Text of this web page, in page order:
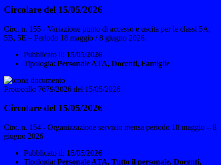
Circolare del 15/05/2026
Circ. n. 155 - Variazione punto di accesso e uscita per le classi 5A,
5B, 5E – Periodo 18 maggio / 8 giugno 2026.
Pubblicato il: 15/05/2026
Tipologia: Personale ATA, Docenti, Famiglie
Protocollo 7679/2026 del 15/05/2026
Circolare del 15/05/2026
Circ. n. 154 - Organizzazione servizio mensa periodo 18 maggio – 8
giugno 2026
Pubblicato il: 15/05/2026
Tipologia: Personale ATA, Tutto il personale, Docenti,